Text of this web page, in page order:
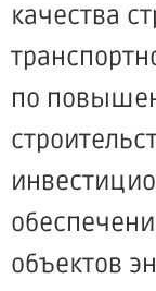
качества
по
объектов